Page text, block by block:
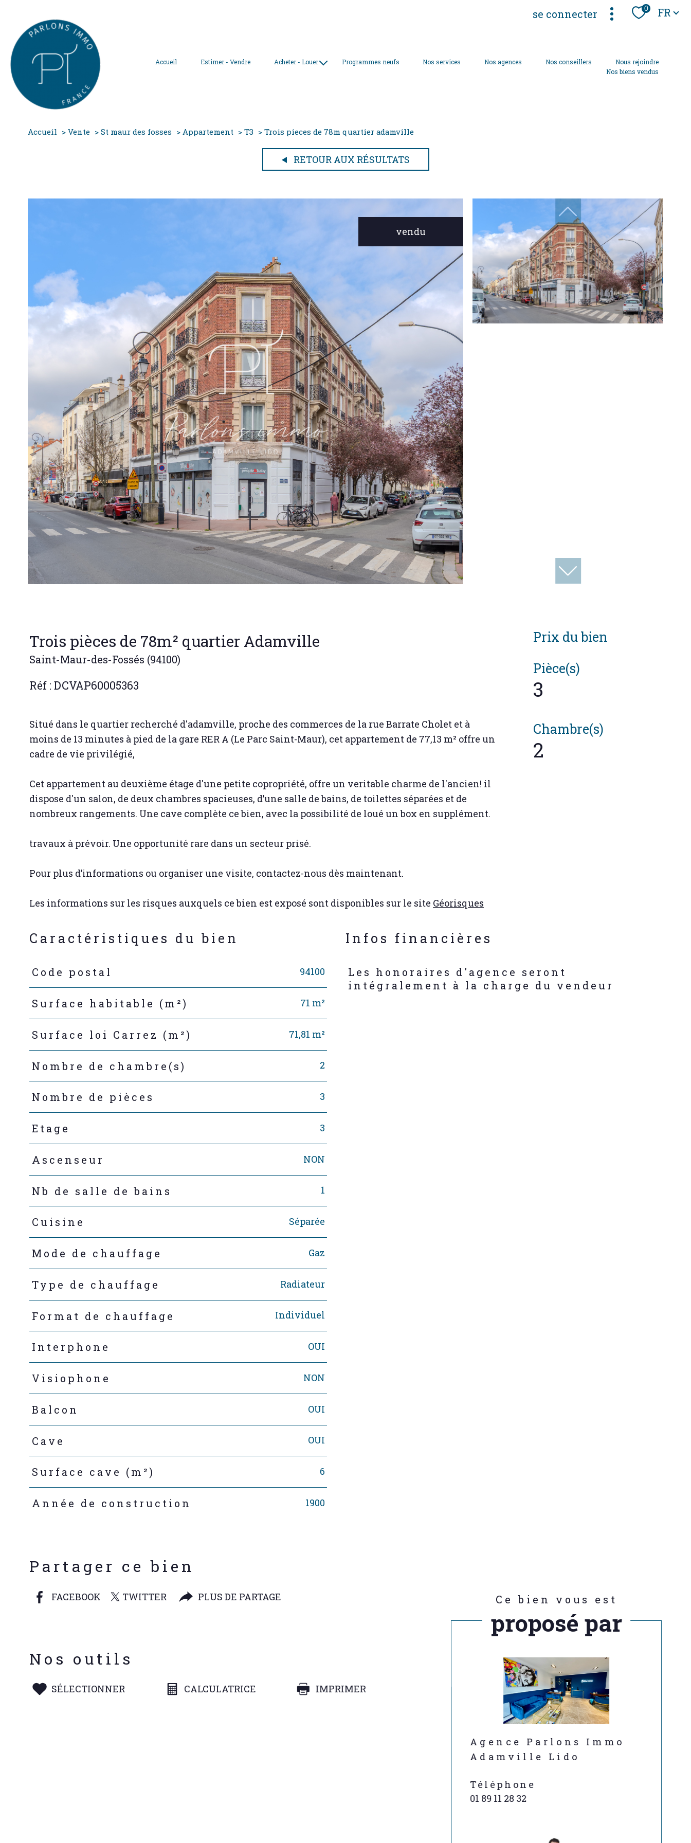
se connecter 0 Langue
FR
Accueil Estimer - Vendre Acheter - Louer Programmes neufs Nos services Nos agences Nos conseillers
Nous rejoindre
Nos biens vendus
Accueil Vente St maur des fosses Appartement T3 Trois pieces de 78m quartier adamville
RETOUR AUX RÉSULTATS
vendu
Trois pièces de 78m² quartier Adamville
Saint-Maur-des-Fossés (94100)
Réf : DCVAP60005363
Situé dans le quartier recherché d'adamville, proche des commerces de la rue Barrate Cholet et à
moins de 13 minutes à pied de la gare RER A (Le Parc Saint-Maur), cet appartement de 77,13 m² offre un
cadre de vie privilégié,
Cet appartement au deuxième étage d'une petite copropriété, offre un veritable charme de l'ancien! il
dispose d'un salon, de deux chambres spacieuses, d’une salle de bains, de toilettes séparées et de
nombreux rangements. Une cave complète ce bien, avec la possibilité de loué un box en supplément.
travaux à prévoir. Une opportunité rare dans un secteur prisé.
Pour plus d’informations ou organiser une visite, contactez-nous dès maintenant.
Les informations sur les risques auxquels ce bien est exposé sont disponibles sur le site Géorisques
Prix du bien
Pièce(s)
3
Chambre(s)
2
Caractéristiques du bien
Caractéristiques
Code postal 94100
Surface habitable (m²) 71 m²
Surface loi Carrez (m²) 71,81 m²
Nombre de chambre(s) 2
Nombre de pièces 3
Etage 3
Ascenseur NON
Nb de salle de bains 1
Cuisine Séparée
Mode de chauffage Gaz
Type de chauffage Radiateur
Format de chauffage Individuel
Interphone OUI
Visiophone NON
Balcon OUI
Cave OUI
Surface cave (m²) 6
Année de construction 1900
Infos financières
Caractéristiques Valeurs
Les honoraires d'agence seront
intégralement à la charge du vendeur
Partager ce bien
FACEBOOK TWITTER PLUS DE PARTAGE
Nos outils
SÉLECTIONNER CALCULATRICE IMPRIMER
Ce bien vous est
proposé par
Agence Parlons Immo
Adamville Lido
Téléphone
01 89 11 28 32